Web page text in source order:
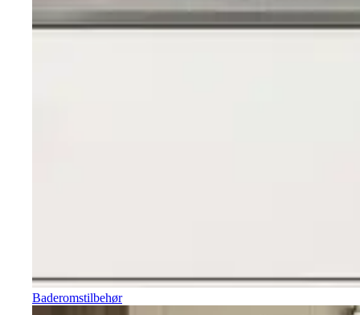
Baderomstilbehør